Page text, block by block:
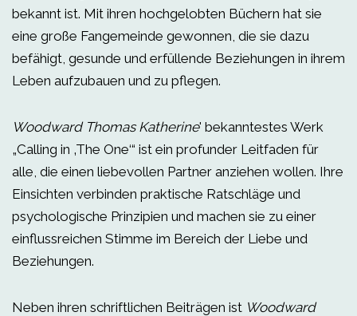
bekannt ist. Mit ihren hochgelobten Büchern hat sie
eine große Fangemeinde gewonnen, die sie dazu
befähigt, gesunde und erfüllende Beziehungen in ihrem
Leben aufzubauen und zu pflegen.
Woodward Thomas Katherine' bekanntestes Werk
„Calling in ‚The One‘“ ist ein profunder Leitfaden für
alle, die einen liebevollen Partner anziehen wollen. Ihre
Einsichten verbinden praktische Ratschläge und
psychologische Prinzipien und machen sie zu einer
einflussreichen Stimme im Bereich der Liebe und
Beziehungen.
Neben ihren schriftlichen Beiträgen ist Woodward